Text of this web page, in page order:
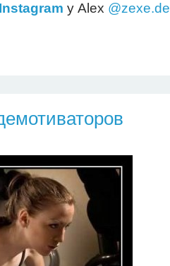
у Alex @zexe.de